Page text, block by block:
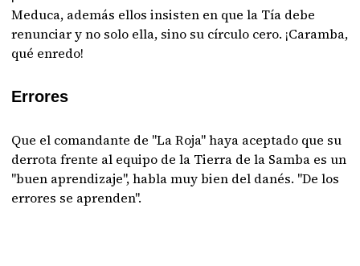
Meduca, además ellos insisten en que la Tía debe
renunciar y no solo ella, sino su círculo cero. ¡Caramba,
qué enredo!
Errores
Que el comandante de "La Roja" haya aceptado que su
derrota frente al equipo de la Tierra de la Samba es un
"buen aprendizaje", habla muy bien del danés. "De los
errores se aprenden".